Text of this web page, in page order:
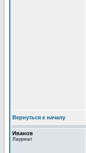
Вернуться к началу
Иванов
Лауреат